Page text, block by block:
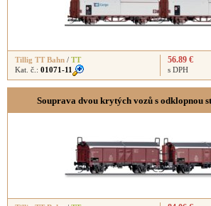
Tillig TT Bahn / TT
Kat. č.: 01071-11
56.89 €
s DPH
Souprava dvou krytých vozů s odklopnou